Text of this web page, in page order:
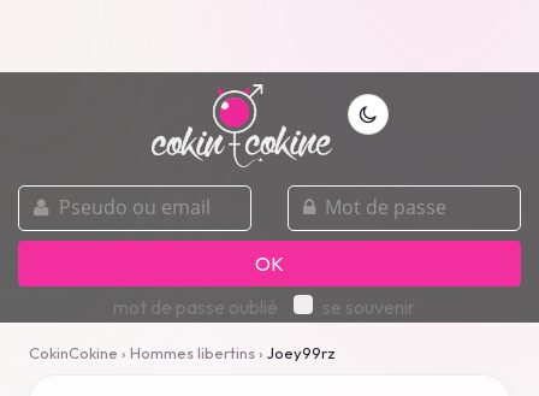
pseudo
ou
email
mot
de
passe
OK
mot de passe oublié
se souvenir
CokinCokine › Hommes libertins› Joey99rz